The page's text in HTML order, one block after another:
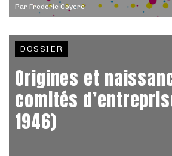
Par Frederic Coyere
DOSSIER
Origines et
comités
1946)